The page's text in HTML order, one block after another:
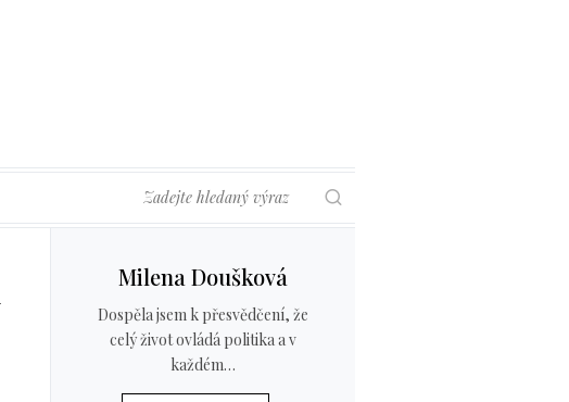
Milena Doušková
Dospěla jsem k přesvědčení, že
celý život ovládá politika a v
každém…